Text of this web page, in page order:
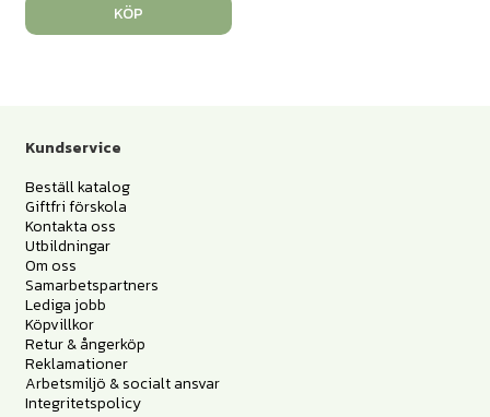
KÖP
Kundservice
Beställ katalog
Giftfri förskola
Kontakta oss
Utbildningar
Om oss
Samarbetspartners
Lediga jobb
Köpvillkor
Retur & ångerköp
Reklamationer
Arbetsmiljö & socialt ansvar
Integritetspolicy